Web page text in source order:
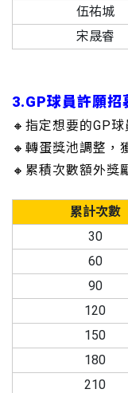
伍祐城
宋晟睿
3.GP球員許願招
🔸指定想要的GP
🔸轉蛋獎池調整，
🔸累積次數額外獎
累計次數
30
60
90
120
150
180
210